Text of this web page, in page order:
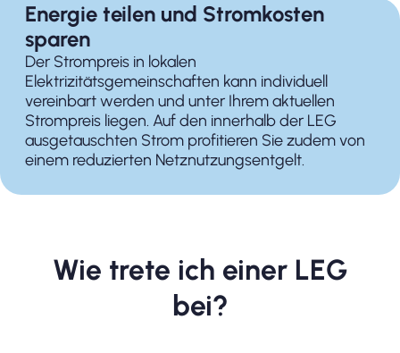
Energie teilen und Stromkosten
sparen
Der Strompreis in lokalen
Elektrizitätsgemeinschaften kann individuell
vereinbart werden und unter Ihrem aktuellen
Strompreis liegen. Auf den innerhalb der LEG
ausgetauschten Strom profitieren Sie zudem von
einem reduzierten Netznutzungsentgelt.
Wie trete ich einer LEG
bei?